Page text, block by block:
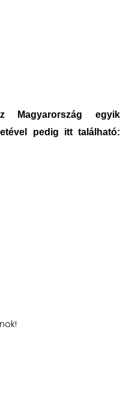
Magyarország egyik
pedig itt található: